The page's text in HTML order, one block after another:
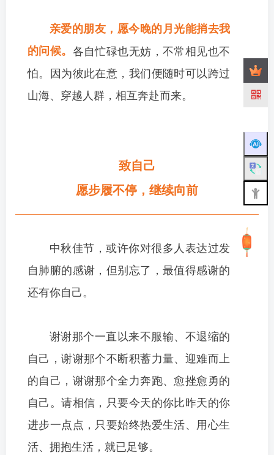
亲爱的朋友，愿今晚的月光能捎去我
的问候。 各自忙碌也无妨，不常相见也不
怕。 因为彼此在意，我们便随时可以跨过
山海、穿越人群，相互奔赴而来。
致自己
愿步履不停，继续向前
中秋佳节，或许你对很多人表达过发
自肺腑的感谢，但别忘了，最值得感谢的
还有你自己。
谢谢那个一直以来不服输、不退缩的
自己，谢谢那个不断积蓄力量、迎难而上
的自己，谢谢那个全力奔跑、愈挫愈勇的
自己。请相信，只要今天的你比昨天的你
进步一点点，只要始终热爱生活、用心生
活、拥抱生活，就已足够。